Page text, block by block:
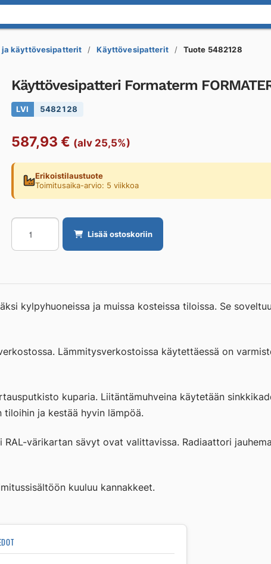
ja käyttövesipatterit Käyttövesipatterit Tuote 5482128
Käyttövesipatteri Formaterm
LVI 5482128
587,93 € (alv 25,5%)
Erikoistilaustuote
Toimitusaika-arvio: 5 viikkoa
Käyttövesipatteri
Formaterm
FORMATERM
600X
määrä
Lisää ostoskoriin
kylpyhuoneissa ja muissa kosteissa tiloissa. Se
Lämmitysverkostoissa käytettäessä on
kuparia. Liitäntämuhveina käytetään
ja kestää hyvin lämpöä.
värikartan sävyt ovat valittavissa. Radiaattori
kuuluu kannakkeet.